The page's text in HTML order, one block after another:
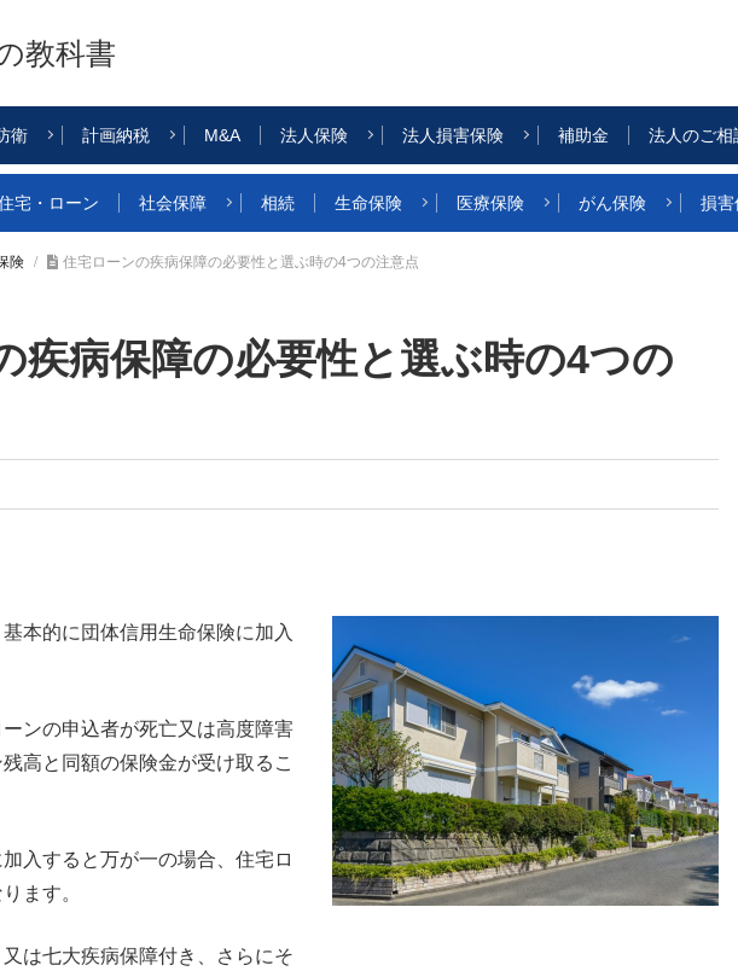
教科書
衛 計画納税 M&A 法人保険 法人損害保険 補助金 法人のご相
宅・ローン 社会保障 相続 生命保険 医療保険 がん保険 損害
険 住宅ローンの疾病保障の必要性と選ぶ時の4つの注意点
疾病保障の必要性と選ぶ時の4つの
本的に団体信用生命保険に加入
ンの申込者が死亡又は高度障害
高と同額の保険金が受け取るこ
入すると万が一の場合、住宅ロ
ます。
は七大疾病保障付き、さらにそ